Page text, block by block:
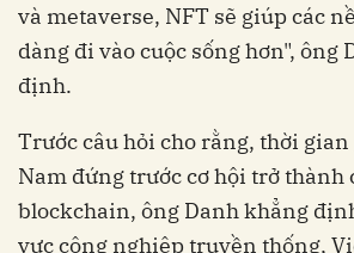
và metaverse, NFT sẽ giúp các
dàng đi vào cuộc sống hơn", ông
định.
Trước câu hỏi cho rằng, thời
Nam đứng trước cơ hội trở thành
blockchain, ông Danh khẳng
vực công nghiệp truyền thống,